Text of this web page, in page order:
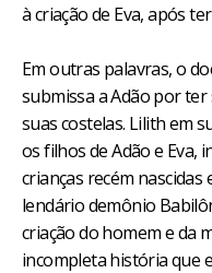
à criação de Eva, após
Em outras palavras, o
submissa a Adão por
suas costelas. Lilith em
os filhos de Adão e Eva,
crianças recém
lendário demônio
criação do homem e da
incompleta história que